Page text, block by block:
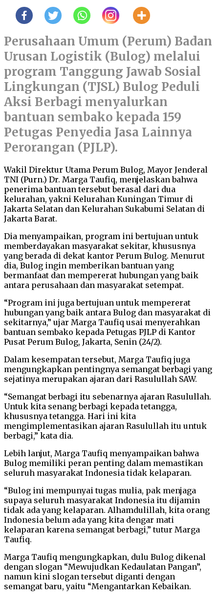
Perusahaan Umum (Perum) Badan
Urusan Logistik (Bulog) melalui
program Tanggung Jawab Sosial
Lingkungan (TJSL) Bulog Peduli
Aksi Berbagi menyalurkan
bantuan sembako kepada 159
Petugas Penyedia Jasa Lainnya
Perorangan (PJLP).
Wakil Direktur Utama Perum Bulog, Mayor Jenderal
TNI (Purn.) Dr. Marga Taufiq, menjelaskan bahwa
penerima bantuan tersebut berasal dari dua
kelurahan, yakni Kelurahan Kuningan Timur di
Jakarta Selatan dan Kelurahan Sukabumi Selatan di
Jakarta Barat.
Dia menyampaikan, program ini bertujuan untuk
memberdayakan masyarakat sekitar, khususnya
yang berada di dekat kantor Perum Bulog. Menurut
dia, Bulog ingin memberikan bantuan yang
bermanfaat dan mempererat hubungan yang baik
antara perusahaan dan masyarakat setempat.
“Program ini juga bertujuan untuk mempererat
hubungan yang baik antara Bulog dan masyarakat di
sekitarnya,” ujar Marga Taufiq usai menyerahkan
bantuan sembako kepada Petugas PJLP di Kantor
Pusat Perum Bulog, Jakarta, Senin (24/2).
Dalam kesempatan tersebut, Marga Taufiq juga
mengungkapkan pentingnya semangat berbagi yang
sejatinya merupakan ajaran dari Rasulullah SAW.
“Semangat berbagi itu sebenarnya ajaran Rasulullah.
Untuk kita senang berbagi kepada tetangga,
khususnya tetangga. Hari ini kita
mengimplementasikan ajaran Rasulullah itu untuk
berbagi,” kata dia.
Lebih lanjut, Marga Taufiq menyampaikan bahwa
Bulog memiliki peran penting dalam memastikan
seluruh masyarakat Indonesia tidak kelaparan.
“Bulog ini mempunyai tugas mulia, pak menjaga
supaya seluruh masyarakat Indonesia itu dijamin
tidak ada yang kelaparan. Alhamdulillah, kita orang
Indonesia belum ada yang kita dengar mati
kelaparan karena semangat berbagi,” tutur Marga
Taufiq.
Marga Taufiq mengungkapkan, dulu Bulog dikenal
dengan slogan “Mewujudkan Kedaulatan Pangan”,
namun kini slogan tersebut diganti dengan
semangat baru, yaitu “Mengantarkan Kebaikan.